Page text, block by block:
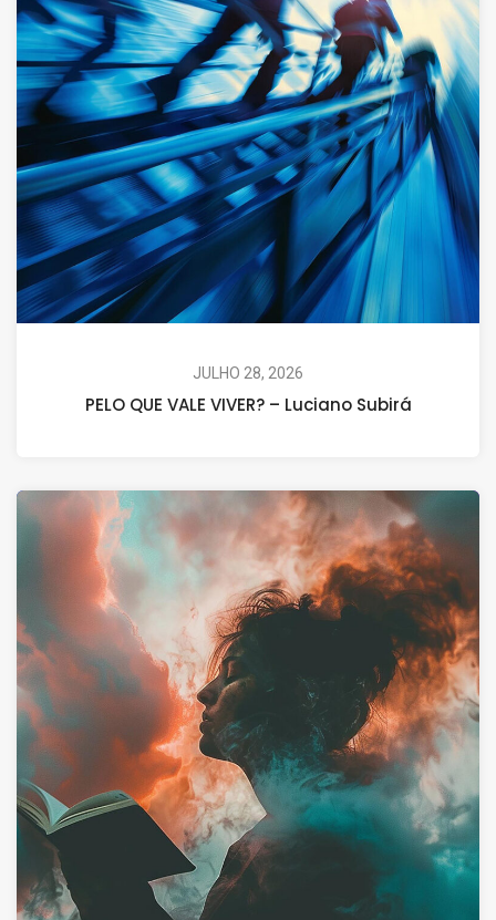
JULHO 28, 2026
PELO QUE VALE VIVER? – Luciano Subirá